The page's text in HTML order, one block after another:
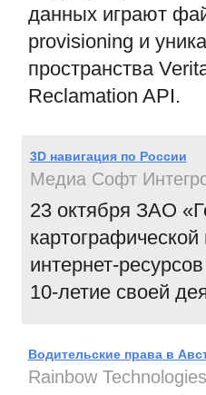
данных играют
provisioning и
пространства
Reclamation API.
3D навигация по России
Медиа Софт
23 октября ЗАО
интернет-
10-летие своей
Водительские права в
Rainbow Technologies